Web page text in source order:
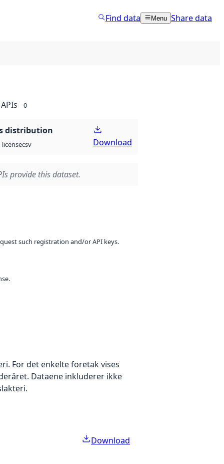
Find data Menu Share data
APIs 0
distribution
csv Download
provide this dataset.
such registration and/or API keys.
For det enkelte foretak vises
Dataene inkluderer ikke
Download